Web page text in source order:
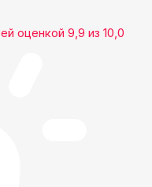
оценкой 9,9 из 10,0